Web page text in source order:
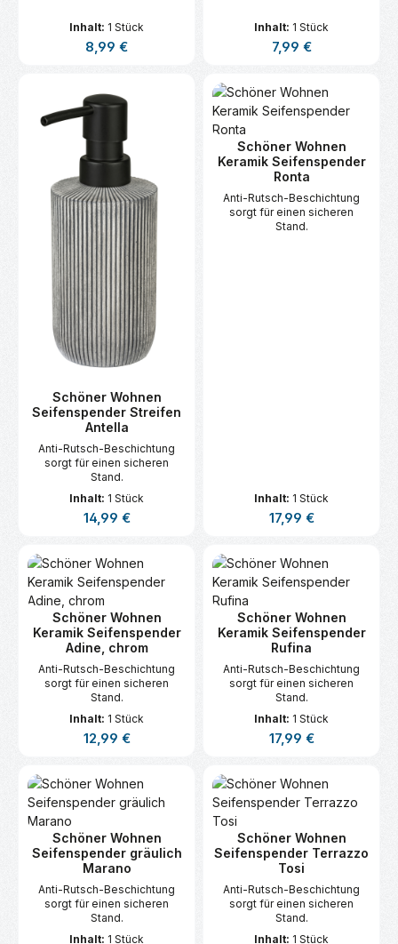
Inhalt: 1 Stück
Regulärer Preis:
8,99 €
Inhalt: 1 Stück
Regulärer Preis:
7,99 €
Schöner Wohnen
Seifenspender Streifen
Antella
Anti-Rutsch-Beschichtung
sorgt für einen sicheren
Stand.
Inhalt: 1 Stück
Regulärer Preis:
14,99 €
Schöner Wohnen
Keramik Seifenspender
Ronta
Anti-Rutsch-Beschichtung
sorgt für einen sicheren
Stand.
Inhalt: 1 Stück
Regulärer Preis:
17,99 €
Schöner Wohnen
Keramik Seifenspender
Adine, chrom
Anti-Rutsch-Beschichtung
sorgt für einen sicheren
Stand.
Inhalt: 1 Stück
Regulärer Preis:
12,99 €
Schöner Wohnen
Keramik Seifenspender
Rufina
Anti-Rutsch-Beschichtung
sorgt für einen sicheren
Stand.
Inhalt: 1 Stück
Regulärer Preis:
17,99 €
Schöner Wohnen
Seifenspender gräulich
Marano
Anti-Rutsch-Beschichtung
sorgt für einen sicheren
Stand.
Inhalt: 1 Stück
Schöner Wohnen
Seifenspender Terrazzo
Tosi
Anti-Rutsch-Beschichtung
sorgt für einen sicheren
Stand.
Inhalt: 1 Stück